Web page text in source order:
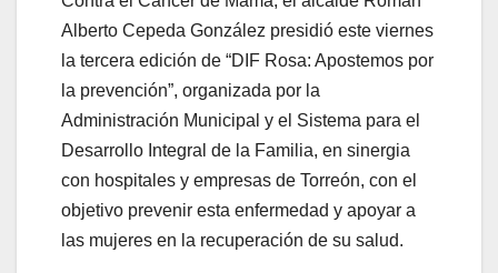
Alberto Cepeda González presidió este viernes
la tercera edición de “DIF Rosa: Apostemos por
la prevención”, organizada por la
Administración Municipal y el Sistema para el
Desarrollo Integral de la Familia, en sinergia
con hospitales y empresas de Torreón, con el
objetivo prevenir esta enfermedad y apoyar a
las mujeres en la recuperación de su salud.